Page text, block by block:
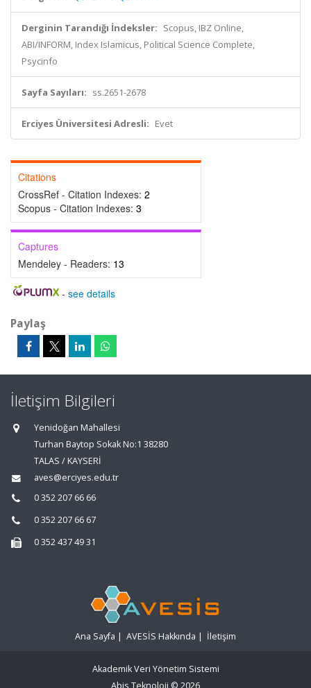
Derginin Tarandığı İndeksler: Scopus, IBZ Online,
ABI/INFORM, Index Islamicus, Political Science Complete,
Psycinfo
Sayfa Sayıları: ss.2651-2678
Erciyes Üniversitesi Adresli: Evet
Citations
CrossRef - Citation Indexes: 2
Scopus - Citation Indexes: 3
Captures
Mendeley - Readers: 13
- see details
Paylaş
İletişim Bilgileri
Yenidoğan Mahallesi
Turhan Baytop Sokak No:1 38280
TALAS / KAYSERİ
aves@erciyes.edu.tr
0 352 207 66 66
0 352 207 66 67
0 352 437 49 31
Ana Sayfa | AVESİS Hakkında | İletişim
Akademik Veri Yönetim Sistemi
Abis Teknoloji © 2026